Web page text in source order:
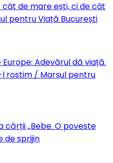
de mare ești, ci de cât
pentru Viață București
Adevărul dă viață.
rostim / Marșul pentru
cărții „Bebe. O poveste
de sprijin